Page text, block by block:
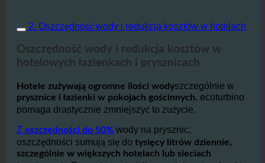
2. Oszczędność wody i redukcja kosztów w hotelach
hotelowych łazienkach i prysznicach
Hotele zużywają ogromne ilości wodyszczególnie w
prysznice i łazienki w pokojach gościnnych.
pomaga drastycznie zmniejszyć to zużycie.
Zoszczędności do 50%wody na prysznic,